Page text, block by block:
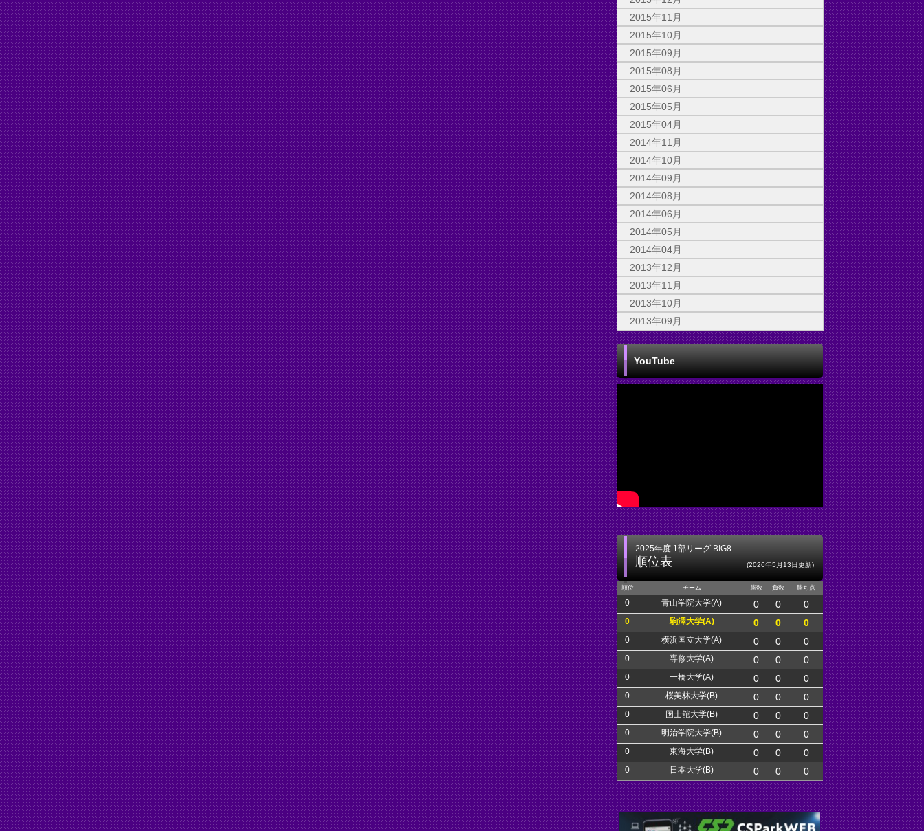
2015年11月
2015年10月
2015年09月
2015年08月
2015年06月
2015年05月
2015年04月
2014年11月
2014年10月
2014年09月
2014年08月
2014年06月
2014年05月
2014年04月
2013年12月
2013年11月
2013年10月
2013年09月
YouTube
2025年度 1部リーグ BIG8
順位表 (2026年5月13日更新)
順位 チーム 勝数 負数 勝ち点
0 青山学院大学(A) 0 0 0
0 駒澤大学(A) 0 0 0
0 横浜国立大学(A) 0 0 0
0 専修大学(A) 0 0 0
0 一橋大学(A) 0 0 0
0 桜美林大学(B) 0 0 0
0 国士舘大学(B) 0 0 0
0 明治学院大学(B) 0 0 0
0 東海大学(B) 0 0 0
0 日本大学(B) 0 0 0